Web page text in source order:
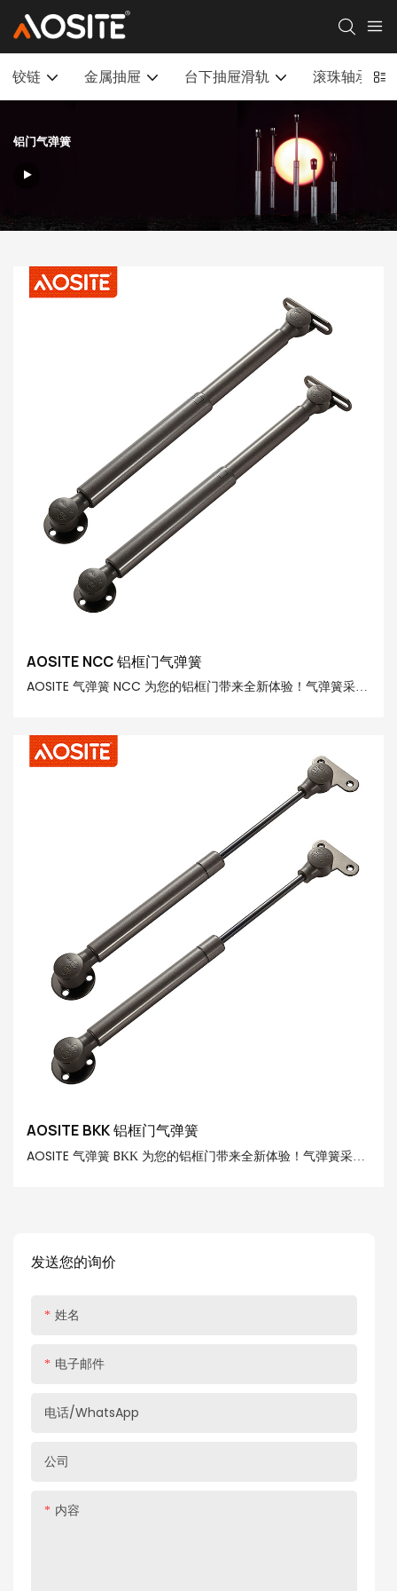
铰链 金属抽屉 台下抽屉滑轨 滚珠轴承滑轨
铝门气弹簧
发送您的询价
姓名
电子邮件
电话/WhatsApp
公司
内容
AOSITE NCC 铝框门气弹簧
AOSITE 气弹簧 NCC 为您的铝框门带来全新体验！气弹簧采用
150N 的强大支撑力，轻松处理各种尺寸和重量的铝框门。 采用
先进的气动向上运动技术，只需轻轻按压，铝框门就会自动打
开。 其专门设计的停留位置功能可让您根据需要将门停在任意
AOSITE BKK 铝框门气弹簧
AOSITE 气弹簧 BKK 为您的铝框门带来全新体验！气弹簧采用
置功能，可让您根据需要将门停在任意角度，方便取用物品或